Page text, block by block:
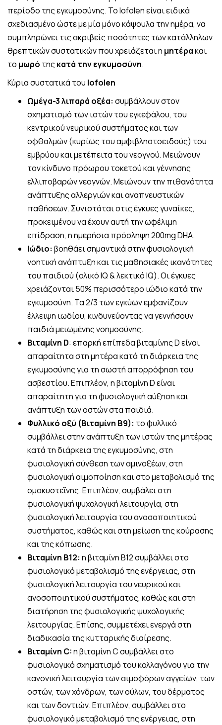
περίοδο της εγκυμοσύνης. Το Iofolen είναι ειδικά
σχεδιασμένο ώστε με μία μόνο κάψουλα την ημέρα, να
συμπληρώνει τις ακριβείς ποσότητες των κατάλληλων
θρεπτικών συστατικών που χρειάζεται η μητέρακαι
το μωρό της κατά την εγκυμοσύνη.
Κύρια συστατικά του Iofolen
Ωμέγα-3 λιπαρά οξέα: συμβάλλουν στον
σχηματισμό των ιστών του εγκεφάλου, του
κεντρικού νευρικού συστήματος και των
οφθαλμών (κυρίως του αμφιβληστοειδούς) του
εμβρύου και μετέπειτα του νεογνού. Μειώνουν
τον κίνδυνο πρόωρου τοκετού και γέννησης
ελλιποβαρών νεογνών. Μειώνουν την πιθανότητα
ανάπτυξης αλλεργιών και αναπνευστικών
παθήσεων. Συνιστάται στις έγκυες γυναίκες,
προκειμένου να έχουν αυτή την ωφέλιμη
επίδραση, η ημερήσια πρόσληψη 200mg DHA.
Ιώδιο: βοηθάει σημαντικά στην φυσιολογική
νοητική ανάπτυξη και τις μαθησιακές ικανότητες
του παιδιού (ολικό IQ & λεκτικό ΙQ). Οι έγκυες
χρειάζονται 50% περισσότερο ιώδιο κατά την
εγκυμοσύνη. Τα 2/3 των εγκύων εμφανίζουν
έλλειψη ιωδίου, κινδυνεύοντας να γεννήσουν
παιδιά μειωμένης νοημοσύνης.
Βιταμίνη D: επαρκή επίπεδα βιταμίνης D είναι
απαραίτητα στη μητέρα κατά τη διάρκεια της
εγκυμοσύνης για τη σωστή απορρόφηση του
ασβεστίου. Επιπλέον, η βιταμίνη D είναι
απαραίτητη για τη φυσιολογική αύξηση και
ανάπτυξη των οστών στα παιδιά.
Φυλλικό οξύ (Βιταμίνη Β9): το φυλλικό
συμβάλλει στην ανάπτυξη των ιστών της μητέρας
κατά τη διάρκεια της εγκυμοσύνης, στη
φυσιολογική σύνθεση των αμινοξέων, στη
φυσιολογική αιμοποίηση και στο μεταβολισμό της
ομοκυστεΐνης. Επιπλέον, συμβάλει στη
φυσιολογική ψυχολογική λειτουργία, στη
φυσιολογική λειτουργία του ανοσοποιητικού
συστήματος, καθώς και στη μείωση της κούρασης
και της κόπωσης.
Βιταμίνη Β12: η βιταμίνη Β12 συμβάλλει στο
φυσιολογικό μεταβολισμό της ενέργειας, στη
φυσιολογική λειτουργία του νευρικού και
ανοσοποιητικού συστήματος, καθώς και στη
διατήρηση της φυσιολογικής ψυχολογικής
λειτουργίας. Επίσης, συμμετέχει ενεργά στη
διαδικασία της κυτταρικής διαίρεσης.
Βιταμίνη C:η βιταμίνη C συμβάλλει στο
φυσιολογικό σχηματισμό του κολλαγόνου για την
κανονική λειτουργία των αιμοφόρων αγγείων, των
οστών, των χόνδρων, των ούλων, του δέρματος
και των δοντιών. Επιπλέον, συμβάλλει στο
φυσιολογικό μεταβολισμό της ενέργειας, στη